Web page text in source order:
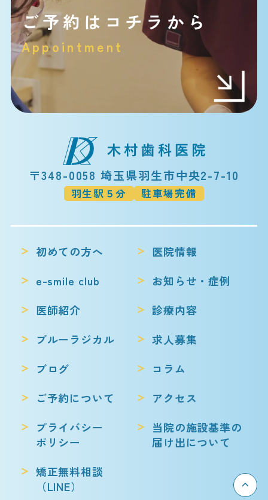
ご予約はコチラから
Appointment
〒348-0058 埼玉県羽生市中央2-7-10
羽生駅５分 駐車場完備
初めての方へ
医院情報
e-smile club
お知らせ・症例
医師紹介
診療内容
ブルーラジカル
求人募集
ブログ
コラム
ご予約について
アクセス
プライバシー
ポリシー
当院の施設基準の
届け出について
矯正無料相談
（LINE）